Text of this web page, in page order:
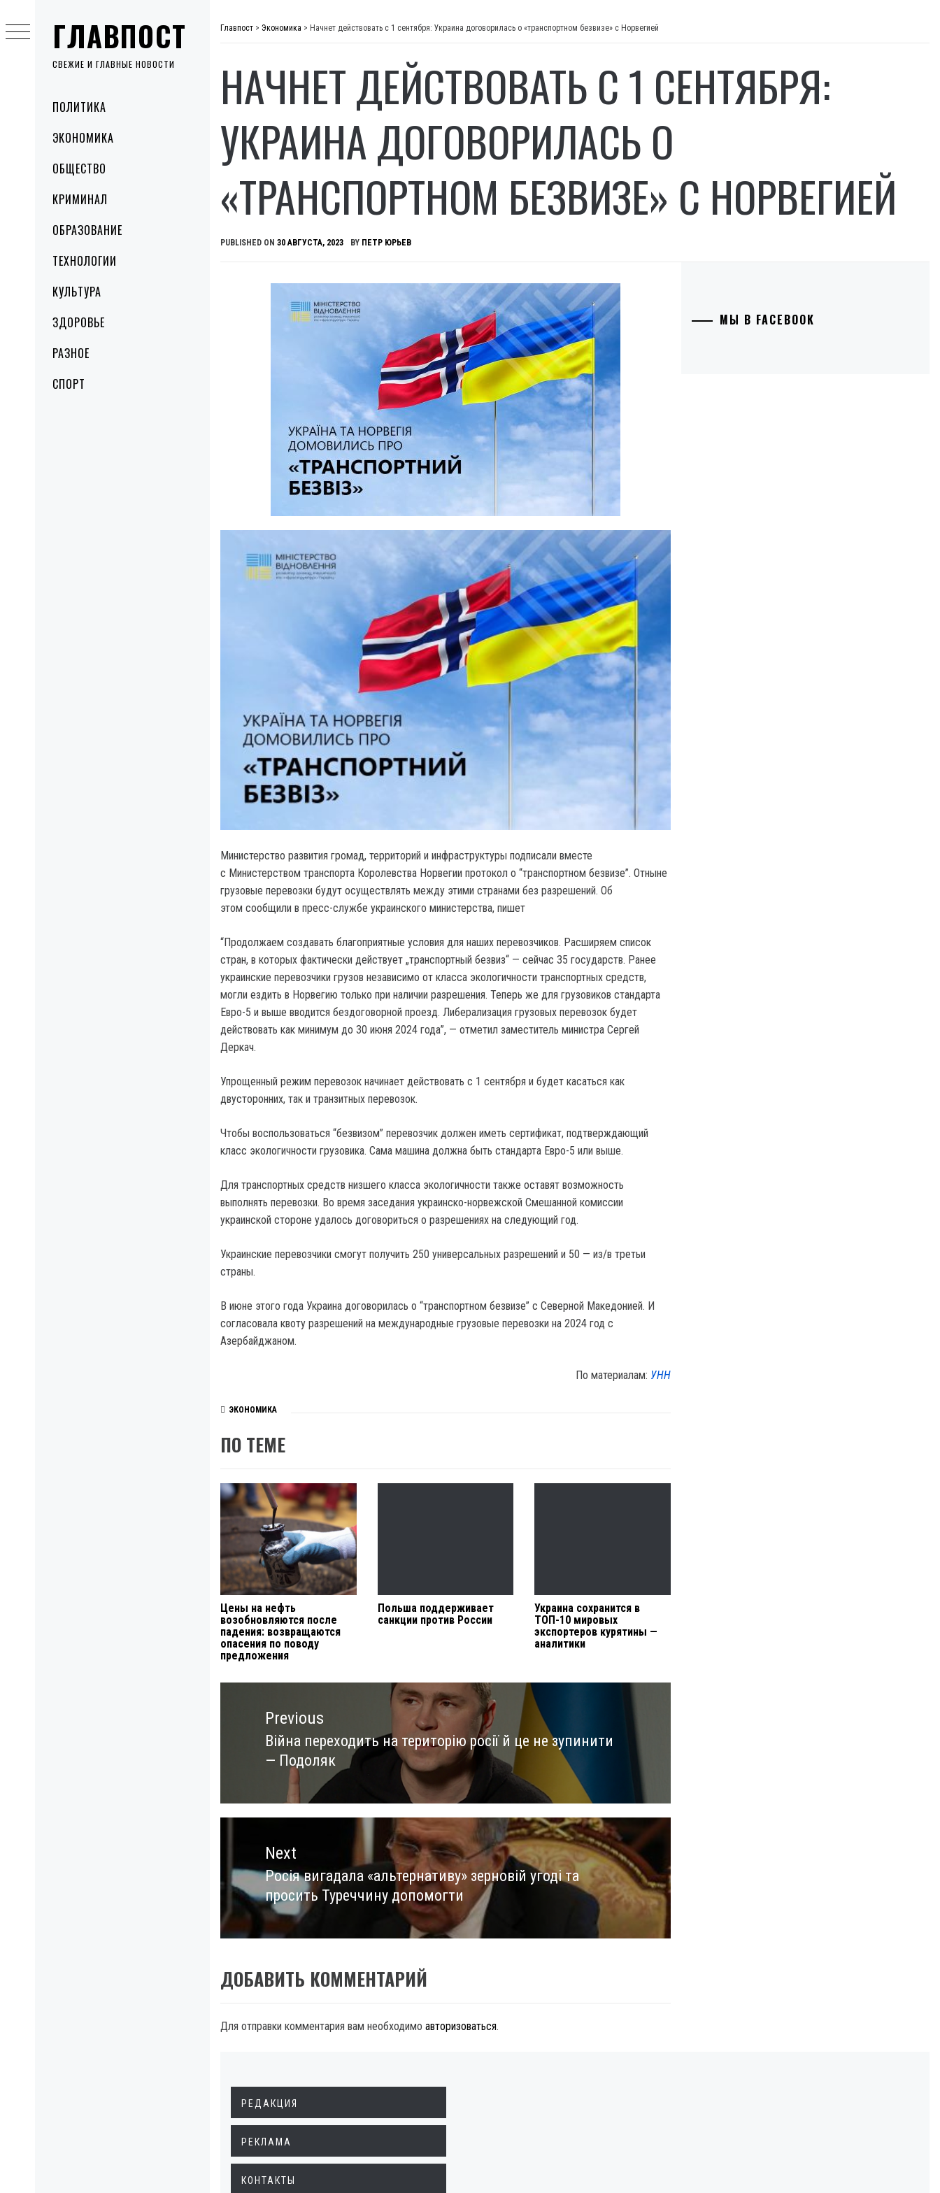
ГЛАВПОСТ
СВЕЖИЕ И ГЛАВНЫЕ НОВОСТИ
MenuПОЛИТИКА
ЭКОНОМИКА
ОБЩЕСТВО
КРИМИНАЛ
ОБРАЗОВАНИЕ
ТЕХНОЛОГИИ
КУЛЬТУРА
ЗДОРОВЬЕ
РАЗНОЕ
СПОРТ
to
content
Главпост > Экономика > Начнет действовать с 1 сентября: Украина договорилась о «транспортном безвизе» с Норвегией
НАЧНЕТ ДЕЙСТВОВАТЬ С 1 СЕНТЯБРЯ:
УКРАИНА ДОГОВОРИЛАСЬ О
«ТРАНСПОРТНОМ БЕЗВИЗЕ» С НОРВЕГИЕЙ
PUBLISHED ON 30 АВГУСТА, 2023 BY ПЕТР ЮРЬЕВ
Министерство развития громад, территорий и инфраструктуры подписали вместе
с Министерством транспорта Королевства Норвегии протокол о “транспортном безвизе”. Отныне
грузовые перевозки будут осуществлять между этими странами без разрешений. Об
этом сообщили в пресс-службе украинского министерства, пишет
“Продолжаем создавать благоприятные условия для наших перевозчиков. Расширяем список
стран, в которых фактически действует „транспортный безвиз“ — сейчас 35 государств. Ранее
украинские перевозчики грузов независимо от класса экологичности транспортных средств,
могли ездить в Норвегию только при наличии разрешения. Теперь же для грузовиков стандарта
Евро-5 и выше вводится бездоговорной проезд. Либерализация грузовых перевозок будет
действовать как минимум до 30 июня 2024 года”, — отметил заместитель министра Сергей
Деркач.
Упрощенный режим перевозок начинает действовать с 1 сентября и будет касаться как
двусторонних, так и транзитных перевозок.
Чтобы воспользоваться “безвизом” перевозчик должен иметь сертификат, подтверждающий
класс экологичности грузовика. Сама машина должна быть стандарта Евро-5 или выше.
Для транспортных средств низшего класса экологичности также оставят возможность
выполнять перевозки. Во время заседания украинско-норвежской Смешанной комиссии
украинской стороне удалось договориться о разрешениях на следующий год.
Украинские перевозчики смогут получить 250 универсальных разрешений и 50 — из/в третьи
страны.
В июне этого года Украина договорилась о “транспортном безвизе” с Северной Македонией. И
согласовала квоту разрешений на международные грузовые перевозки на 2024 год с
Азербайджаном.
По материалам: УНН
ЭКОНОМИКА
ПО ТЕМЕ
Цены на нефть
возобновляются после
падения: возвращаются
опасения по поводу
предложения
Польша поддерживает
санкции против России
Украина сохранится в
ТОП-10 мировых
экспортеров курятины —
аналитики
Навигация
записямPrevious
Previous
post:
Війна переходить на територію росії й це не зупинити
— Подоляк
Next
Next
post:
Росія вигадала «альтернативу» зерновій угоді та
просить Туреччину допомогти
ДОБАВИТЬ КОММЕНТАРИЙ
Для отправки комментария вам необходимо авторизоваться.
МЫ В FACEBOOK
РЕДАКЦИЯ
РЕКЛАМА
КОНТАКТЫ